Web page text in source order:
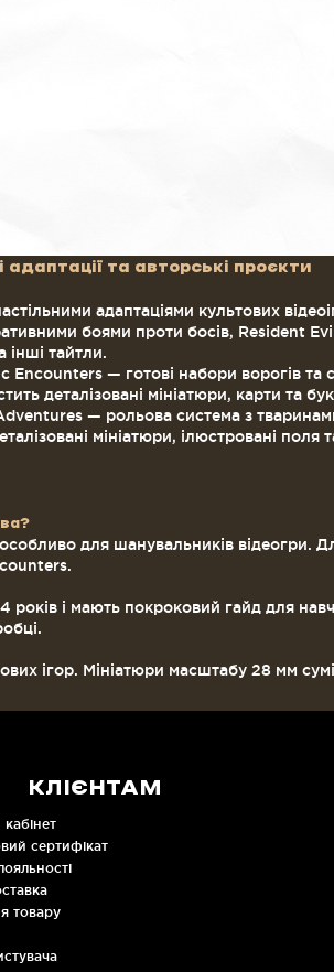
адаптації та авторські проєкти
адаптаціями культових
боями проти босів, Resident
тайтли.
— готові набори ворогів та
деталізовані мініатюри, карти та
— рольова система з
мініатюри, ілюстровані
для шанувальників відеогри.
років і мають покроковий гайд для
ігор. Мініатюри масштабу 28 мм
КЛІЄНТАМ
сертифікат
товару